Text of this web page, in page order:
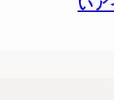
いア